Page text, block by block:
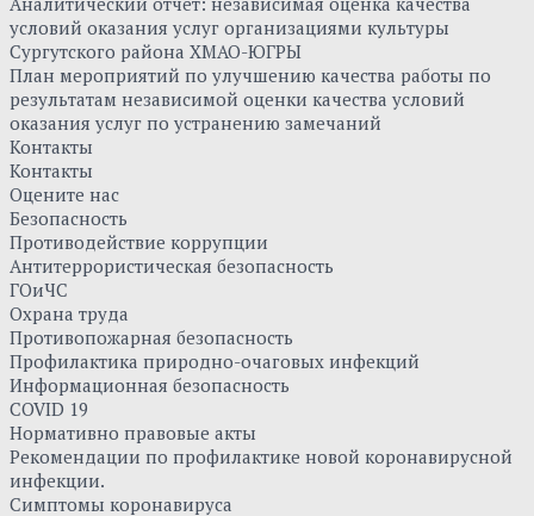
условий оказания услуг организациями культуры
Сургутского района ХМАО-ЮГРЫ
План мероприятий по улучшению качества работы по
результатам независимой оценки качества условий
оказания услуг по устранению замечаний
Контакты
Контакты
Оцените нас
Безопасность
Противодействие коррупции
Антитеррористическая безопасность
ГОиЧС
Охрана труда
Противопожарная безопасность
Профилактика природно-очаговых инфекций
Информационная безопасность
COVID 19
Нормативно правовые акты
Рекомендации по профилактике новой коронавирусной
инфекции.
Симптомы коронавируса